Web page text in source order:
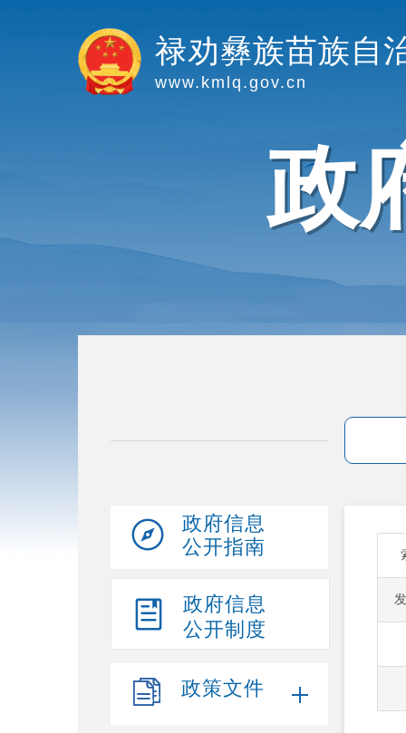
禄劝彝族苗族自
www.kmlq.gov.cn
政
政府信息
公开指南
政府信息
公开制度
政策文件